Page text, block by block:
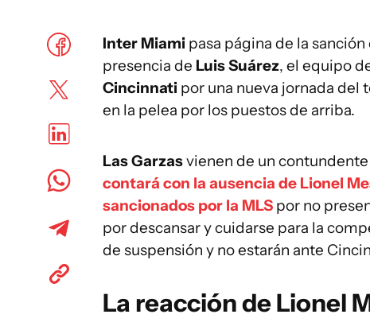
Inter Miami pasa página de la
presencia de Luis Suárez, el equipo
Cincinnati por una nueva jornada del
en la pelea por los puestos de arriba.
Las Garzasvienen de un
contará con la ausencia de Lionel
sancionados por la MLS por no
por descansar y cuidarse para la
de suspensión y no estarán ante
La reacción de Lionel